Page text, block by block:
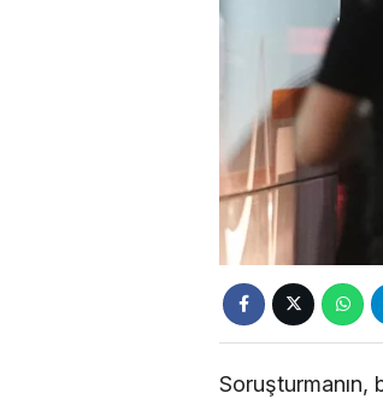
Soruşturmanın,